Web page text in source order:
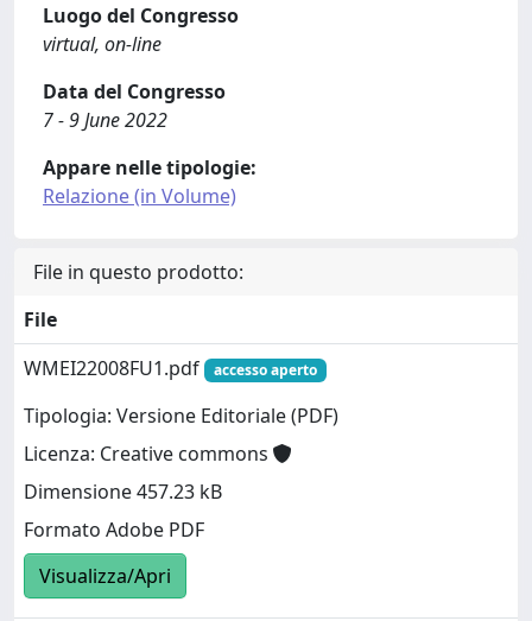
Luogo del Congresso
virtual, on-line
Data del Congresso
7 - 9 June 2022
Appare nelle tipologie:
Relazione (in Volume)
File in questo prodotto:
File
WMEI22008FU1.pdf
accesso aperto
Tipologia: Versione Editoriale (PDF)
Licenza: Creative commons
Dimensione 457.23 kB
Formato Adobe PDF
Visualizza/Apri